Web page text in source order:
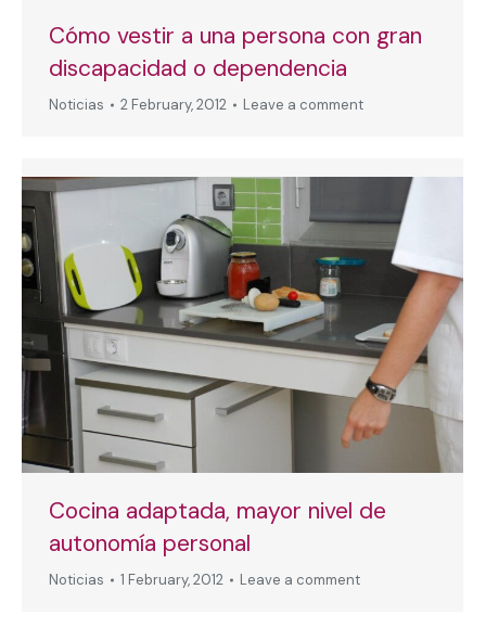
Cómo vestir a una persona con gran
discapacidad o dependencia
Noticias 2 February, 2012 Leave a comment
Cocina adaptada, mayor nivel de
autonomía personal
Noticias 1 February, 2012 Leave a comment